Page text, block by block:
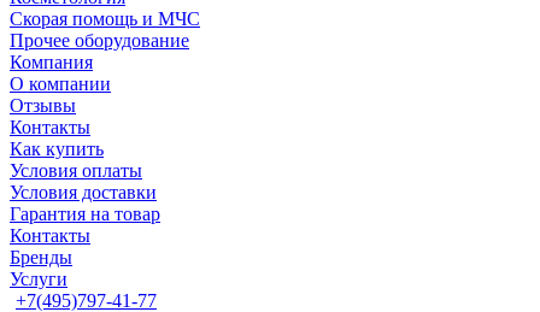
Скорая помощь и МЧС
Прочее оборудование
Компания
О компании
Отзывы
Контакты
Как купить
Условия оплаты
Условия доставки
Гарантия на товар
Контакты
Бренды
Услуги
+7(495)797-41-77